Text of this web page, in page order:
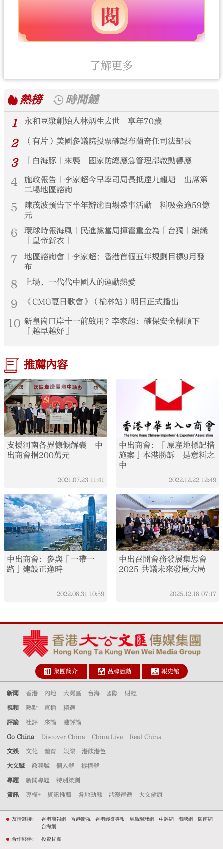
了解更多
熱榜
時間鏈
1
永和豆漿創始人林炳生去世 享年70歲
2 （有片）美國參議院投票確認布蘭奇任司法部長
3 「白海豚」來襲 國家防總應急管理部啟動響應
4
施政報告｜李家超今早率司局長抵達九龍塘 出席第
二場地區諮詢
5
陳茂波預告下半年辦逾百場盛事活動 料吸金逾59億
元
6
環球時報海風｜民進黨當局揮霍重金為「台獨」編織
「皇帝新衣」
7
地區諮詢會｜李家超：香港首個五年規劃目標9月發
布
8 上場，一代代中國人的運動熱愛
9 《CMG夏日歌會》（榆林站）明日正式播出
10 新皇崗口岸十一前啟用？李家超：確保安全暢順下
「越早越好」
推薦內容
支援河南各界慷慨解囊 中
出商會捐200萬元
2021.07.23 11:41
中出商會：「原產地標記措
施案」本港勝訴 是意料之
中
2022.12.22 12:49
中出商會：參與「一帶一
路」建設正逢時
2022.08.31 10:59
中出召開會務發展集思會
2025 共議未來發展大局
2025.12.18 07:17
集團簡介 品牌活動 報史館
新聞 香港 內地 大灣區 台海 國際 財經
視頻 熱點 直播 精選
評論 社評 來論 港評論
Go China Discover China China Live Real China
文娛 文化 體育 娛樂 港飲港色
大文號 政務號 個人號 機構號
專題 新聞專題 特別策劃
資訊 專欄+ 資訊推薦 各地動態 港澳速遞 大文健康
友情鏈接： 香港商報網 香港衛視 香港經濟導報 星島環球網 中評網 海峽網
閩南網
台海網
合作夥伴： 投資甘肅